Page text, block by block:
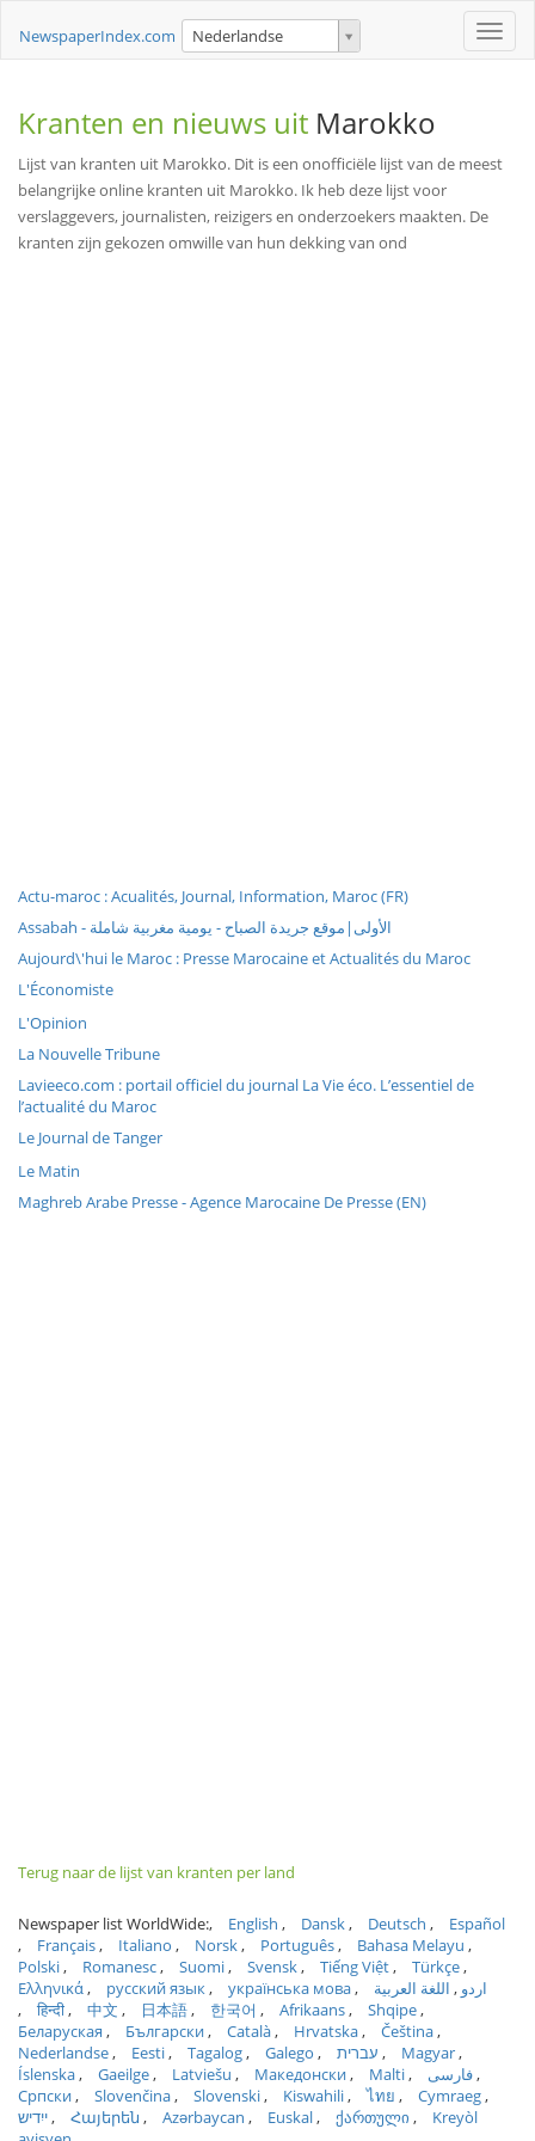
Toggle
NewspaperIndex.com Nederlandse
Kranten en nieuws uit Marokko
Lijst van kranten uit Marokko. Dit is een onofficiële lijst van de meest
belangrijke online kranten uit Marokko. Ik heb deze lijst voor
verslaggevers, journalisten, reizigers en onderzoekers maakten. De
kranten zijn gekozen omwille van hun dekking van ond
Actu-maroc : Acualités, Journal, Information, Maroc (FR)
Assabah - الأولى|موقع جريدة الصباح - يومية مغربية شاملة
Aujourd\'hui le Maroc : Presse Marocaine et Actualités du Maroc
L'Économiste
L'Opinion
La Nouvelle Tribune
Lavieeco.com : portail officiel du journal La Vie éco. L’essentiel de
l’actualité du Maroc
Le Journal de Tanger
Le Matin
Maghreb Arabe Presse - Agence Marocaine De Presse (EN)
Terug naar de lijst van kranten per land
Newspaper list WorldWide: English Dansk Deutsch
Español
Français
Italiano Norsk Português
Bahasa Melayu
Polski
Romanesc Suomi Svensk Tiếng Việt
Türkçe
Ελληνικά
русский язык українська мова اردو
اللغة العربية
हिन्दी
中文 日本語 한국어 Afrikaans
Shqipe
Беларуская
Български Català Hrvatska
Čeština
Nederlandse
Eesti Tagalog Galego עברית
Magyar
Íslenska
Gaeilge Latviešu Македонски Malti
فارسی
Српски
Slovenčina Slovenski Kiswahili ไทย
Cymraeg
ייִדיש
Հայերեն Azərbaycan Euskal ქართული
Kreyòl